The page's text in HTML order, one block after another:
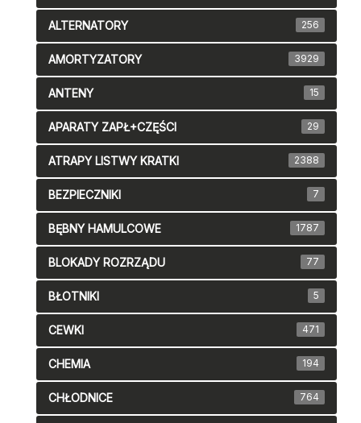
ALTERNATORY 256
AMORTYZATORY 3929
ANTENY 15
APARATY ZAPŁ+CZĘŚCI 29
ATRAPY LISTWY KRATKI 2388
BEZPIECZNIKI 7
BĘBNY HAMULCOWE 1787
BLOKADY ROZRZĄDU 77
BŁOTNIKI 5
CEWKI 471
CHEMIA 194
CHŁODNICE 764